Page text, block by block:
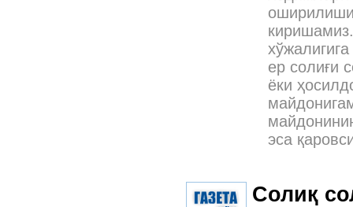
ер солиғи
ёки
эса
Солиқ